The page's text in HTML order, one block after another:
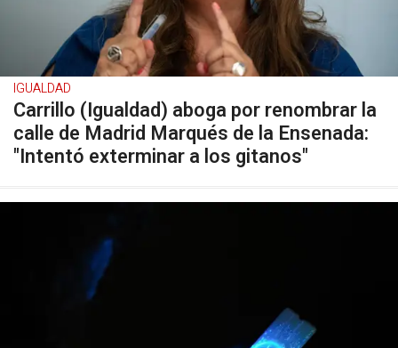
IGUALDAD
Carrillo (Igualdad) aboga por renombrar la
calle de Madrid Marqués de la Ensenada:
"Intentó exterminar a los gitanos"